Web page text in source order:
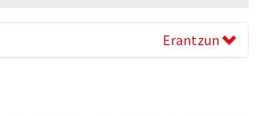
Erantzun